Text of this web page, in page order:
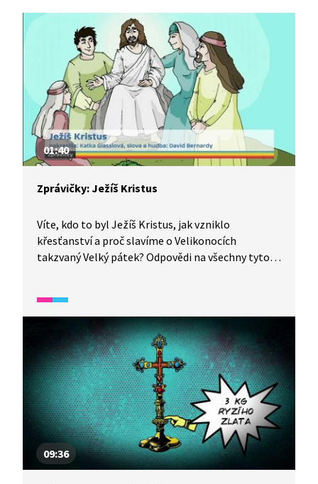
01:40
Zprávičky: Ježíš Kristus
Víte, kdo to byl Ježíš Kristus, jak vzniklo
křesťanství a proč slavíme o Velikonocích
takzvaný Velký pátek? Odpovědi na všechny tyto
09:36